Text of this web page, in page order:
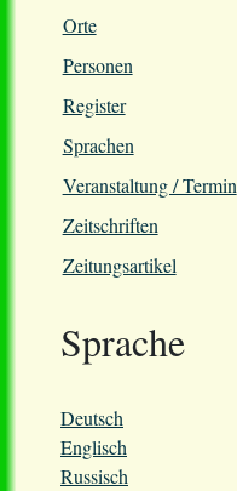
Orte
Personen
Register
Sprachen
Veranstaltung / Termin
Zeitschriften
Zeitungsartikel
Sprache
Deutsch
Englisch
Russisch